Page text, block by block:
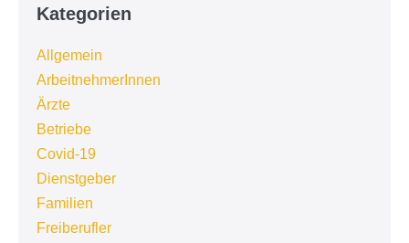
Kategorien
Allgemein
ArbeitnehmerInnen
Ärzte
Betriebe
Covid-19
Dienstgeber
Familien
Freiberufler